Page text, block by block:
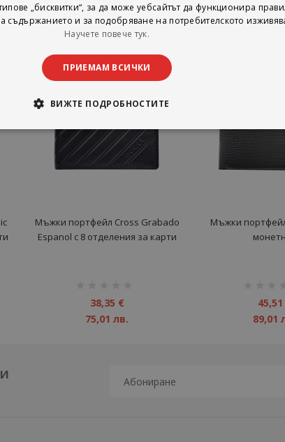
Мъжки портфейл Cross Grabado
Espanol с 8 отделения за карти
38,35 €
75,01 лв.
Мъжки портфейл
89,01
„бисквитки“, за да може уебсайтът да функционира
съдържанието и за подобряване на потребителското
Научете повече тук.
ПРИЕМАМ ВСИЧКИ
ВИЖТЕ ПОДРОБНОСТИТЕ